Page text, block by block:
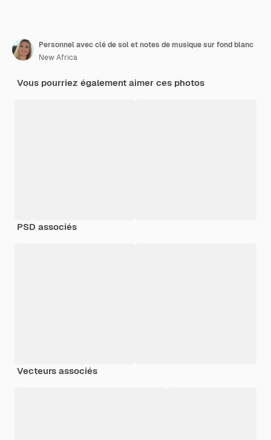
Personnel avec clé de sol et notes de musique sur fond blanc
New Africa
Vous pourriez également aimer ces photos
PSD associés
Vecteurs associés